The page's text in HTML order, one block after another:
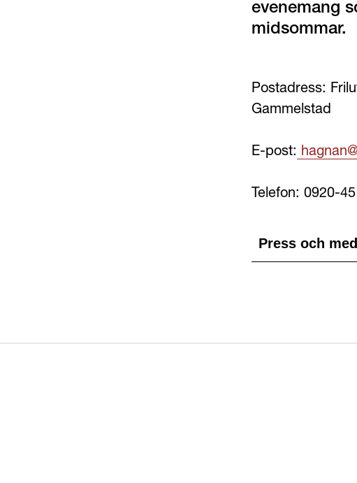
evenemang
midsommar.
Postadress:
Gammelstad
E-post:
Telefon: 0920-
Press och